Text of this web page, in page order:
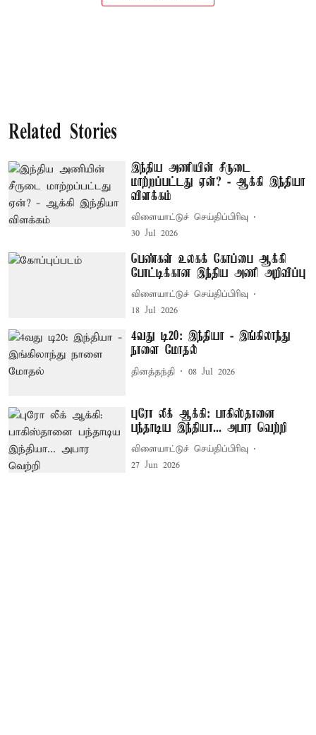
Related Stories
இந்திய அணியின் சீருடை
மாற்றப்பட்டது ஏன்? - ஆக்கி இந்தியா
விளக்கம்
விளையாட்டுச் செய்திப்பிரிவு
30 Jul 2026
பெண்கள் உலகக் கோப்பை ஆக்கி
போட்டிக்கான இந்திய அணி அறிவிப்பு
விளையாட்டுச் செய்திப்பிரிவு
18 Jul 2026
4வது டி20: இந்தியா - இங்கிலாந்து
நாளை மோதல்
தினத்தந்தி 08 Jul 2026
புரோ லீக் ஆக்கி: பாகிஸ்தானை
பந்தாடிய இந்தியா... அபார வெற்றி
விளையாட்டுச் செய்திப்பிரிவு
27 Jun 2026